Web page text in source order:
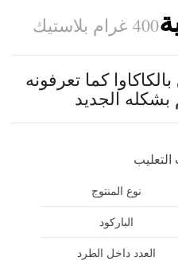
400 غرام بلاستيك
كما تعرفونه
نوع المنتوج
الباركود
العدد داخل الطرد